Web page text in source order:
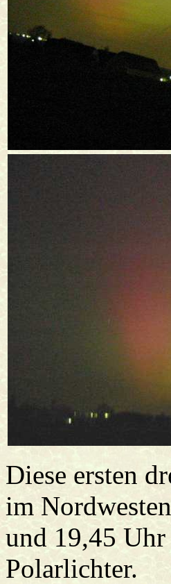
Diese ersten
im
und 19,45
Polarlichter.